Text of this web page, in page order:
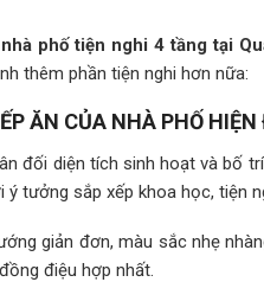
phố tiện nghi 4 tầng tại
thêm phần tiện nghi hơn nữa:
ĂN CỦA NHÀ PHỐ
đối diện tích sinh hoạt và bố
tưởng sắp xếp khoa học, tiện
giản đơn, màu sắc nhẹ
điệu hợp nhất.